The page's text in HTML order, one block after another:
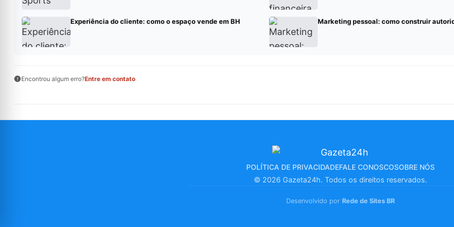
Experiência do cliente: como o espaço vende em BH Marketing pessoal: como construir
Encontrou algum erro?Entre em contato
POLÍTICA DE PRIVACIDADEFALE CONOSCOSOBRE NÓS
© 2026 Gazeta24h. Todos os direitos reservados.
Desenvolvido por Rede de Sites BR